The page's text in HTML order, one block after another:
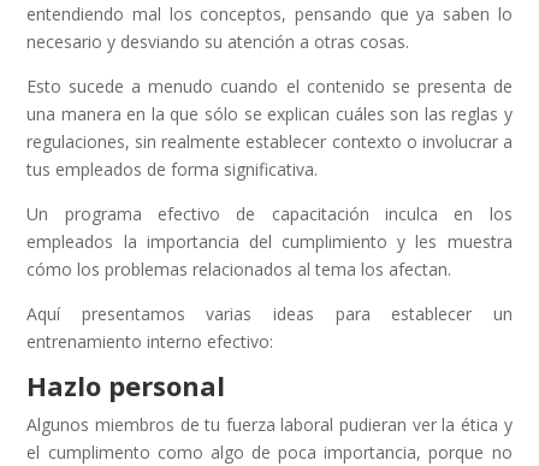
entendiendo mal los conceptos, pensando que ya saben lo
necesario y desviando su atención a otras cosas.
Esto sucede a menudo cuando el contenido se presenta de
una manera en la que sólo se explican cuáles son las reglas y
regulaciones, sin realmente establecer contexto o involucrar a
tus empleados de forma significativa.
Un programa efectivo de capacitación inculca en los
empleados la importancia del cumplimiento y les muestra
cómo los problemas relacionados al tema los afectan.
Aquí presentamos varias ideas para establecer un
entrenamiento interno efectivo:
Hazlo personal
Algunos miembros de tu fuerza laboral pudieran ver la ética y
el cumplimento como algo de poca importancia, porque no